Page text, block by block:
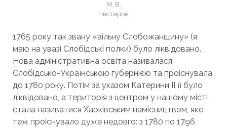
М. В.
Нестеров
1765 року так звану «вільну Слобожанщину» (я
маю на увазі Слобідські полки) було ліквідовано.
Нова адміністративна освіта називалася
Слобідсько-Українською губернією та проіснувала
до 1780 року. Потім за указом Катерини II її було
ліквідовано, а територія з центром у нашому місті
стала називатися Харківським намісництвом, яке
теж проіснувало дуже недовго: з 1780 по 1796